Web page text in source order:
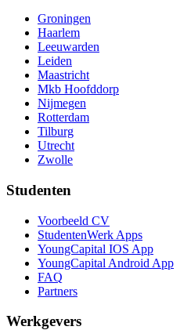
Groningen
Haarlem
Leeuwarden
Leiden
Maastricht
Mkb Hoofddorp
Nijmegen
Rotterdam
Tilburg
Utrecht
Zwolle
Studenten
Voorbeeld CV
StudentenWerk Apps
YoungCapital IOS App
YoungCapital Android App
FAQ
Partners
Werkgevers